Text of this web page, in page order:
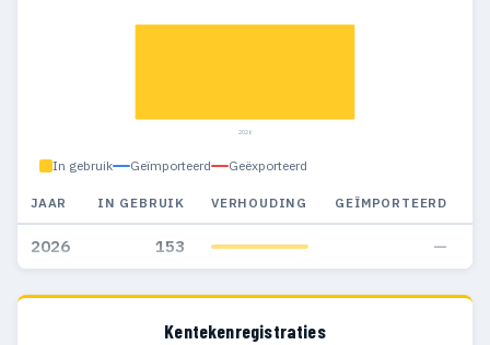
2026
In gebruik Geïmporteerd Geëxporteerd
JAAR IN GEBRUIK VERHOUDING GEÏMPORTEERD
2026 153 —
Kentekenregistraties